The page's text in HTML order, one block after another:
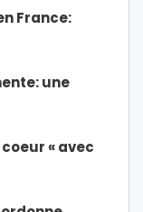
France:
une
« avec